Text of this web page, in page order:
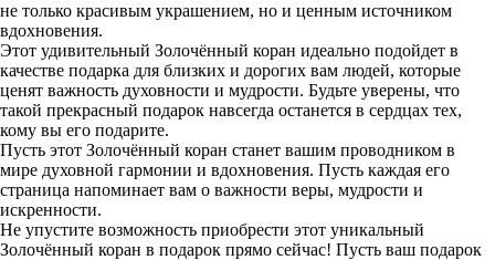
не только красивым украшением, но и ценным источником
вдохновения.
Этот удивительный Золочённый коран идеально подойдет в
качестве подарка для близких и дорогих вам людей, которые
ценят важность духовности и мудрости. Будьте уверены, что
такой прекрасный подарок навсегда останется в сердцах тех,
кому вы его подарите.
Пусть этот Золочённый коран станет вашим проводником в
мире духовной гармонии и вдохновения. Пусть каждая его
страница напоминает вам о важности веры, мудрости и
искренности.
Не упустите возможность приобрести этот уникальный
Золочённый коран в подарок прямо сейчас! Пусть ваш подарок